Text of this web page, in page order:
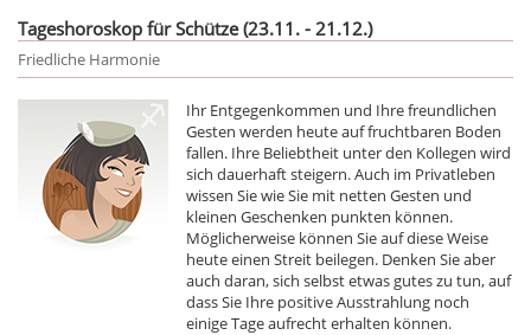
Tageshoroskop für Schütze (23.11. - 21.12.)
Friedliche Harmonie
Ihr Entgegenkommen und Ihre freundlichen
Gesten werden heute auf fruchtbaren Boden
fallen. Ihre Beliebtheit unter den Kollegen wird
sich dauerhaft steigern. Auch im Privatleben
wissen Sie wie Sie mit netten Gesten und
kleinen Geschenken punkten können.
Möglicherweise können Sie auf diese Weise
heute einen Streit beilegen. Denken Sie aber
auch daran, sich selbst etwas gutes zu tun, auf
dass Sie Ihre positive Ausstrahlung noch
einige Tage aufrecht erhalten können.